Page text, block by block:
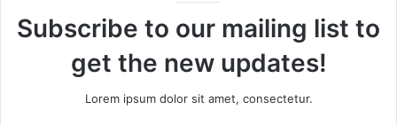
Subscribe to our mailing list to
get the new updates!
Lorem ipsum dolor sit amet, consectetur.